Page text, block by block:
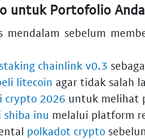
untuk Portofolio Anda
mendalam sebelum
chainlink v0.3
litecoin agar tidak salah
crypto 2026 untuk melihat
shiba inu melalui platform
polkadot crypto